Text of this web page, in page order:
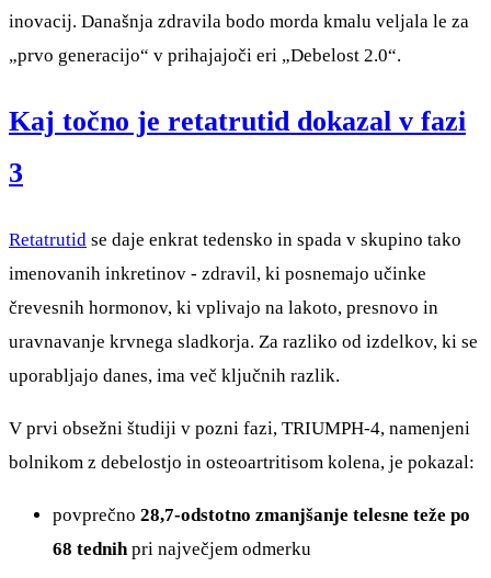
inovacij. Današnja zdravila bodo morda kmalu veljala le za
„prvo generacijo“ v prihajajoči eri „Debelost 2.0“.
Kaj točno je retatrutid dokazal v fazi
3
Retatrutid se daje enkrat tedensko in spada v skupino tako
imenovanih inkretinov - zdravil, ki posnemajo učinke
črevesnih hormonov, ki vplivajo na lakoto, presnovo in
uravnavanje krvnega sladkorja. Za razliko od izdelkov, ki se
uporabljajo danes, ima več ključnih razlik.
V prvi obsežni študiji v pozni fazi, TRIUMPH-4, namenjeni
bolnikom z debelostjo in osteoartritisom kolena, je pokazal:
povprečno 28,7-odstotno zmanjšanje telesne teže po
68 tednih pri največjem odmerku